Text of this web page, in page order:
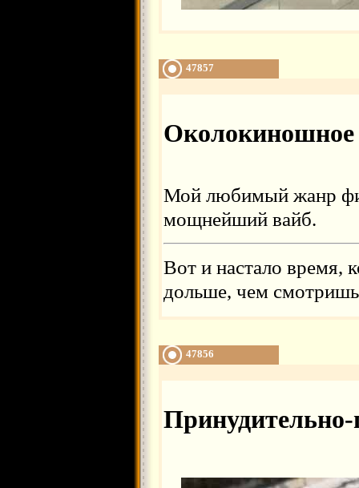
47857
Околокиношное
Мой любимый жанр
мощнейший вайб.
Вот и настало время,
дольше, чем
47856
Принудительно-